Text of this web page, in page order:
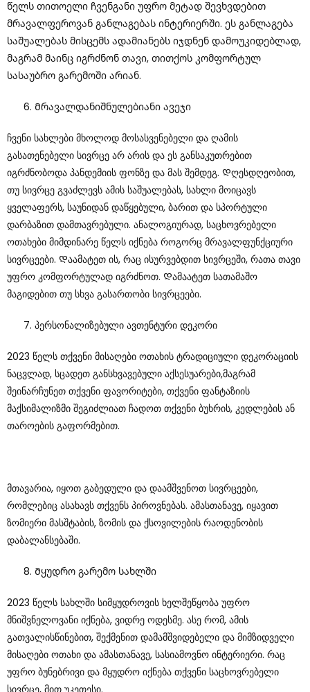
Წელს Თითოელი Ჩვენგანი Უფრო Მეტად Შევხვდებით
Მრავალფეროვან Განლაგებას Ინტერიერში. Ეს Განლაგება
Საშუალებას Მისცემს Ადამიანებს Იჯდნენ Დამოუკიდებლად,
Მაგრამ Მაინც Იგრძნონ Თავი, Თითქოს Კომფორტულ
Სასაუბრო Გარემოში Არიან.
Მრავალდანიშნულებიანი Ავეჯი
Ჩვენი Სახლები Მხოლოდ Მოსასვენებელი Და Ღამის
Გასათენებელი Სივრცე Არ Არის Და Ეს Განსაკუთრებით
Იგრძნობოდა Პანდემიის Ფონზე Და Მას Შემდეგ. Დღესდღეობით,
Თუ Სივრცე Გვაძლევს Ამის Საშუალებას, Სახლი Მოიცავს
Ყველაფერს, Საუნიდან Დაწყებული, Ბარით Და Სპორტული
Დარბაზით Დამთავრებული. Ანალოგიურად, Საცხოვრებელი
Ოთახები Მიმდინარე Წელს Იქნება Როგორც Მრავალფუნქციური
Სივრცეები. Დაამატეთ Ის, Რაც Ისურვებდით Სივრცეში, Რათა Თავი
Უფრო Კომფორტულად Იგრძნოთ. Დამაატეთ Სათამაშო
Მაგიდებით Თუ Სხვა Გასართობი Სივრცეები.
Პერსონალიზებული Ავთენტური Დეკორი
2023 Წელს Თქვენი Მისაღები Ოთახის Ტრადიციული Დეკორაციის
Ნაცვლად, Სცადეთ Განსხვავებული Აქსესუარები,მაგრამ
Შეინარჩუნეთ Თქვენი Ფავორიტები, Თქვენი Ფანტაზიის
Მაქსიმალიზმი Შეგიძლიათ Ჩადოთ Თქვენი Ბუხრის, Კედლების Ან
Თაროების Გაფორმებით.
Მთავარია, Იყოთ Გაბედული Და Დაამშვენოთ Სივრცეები,
Რომლებიც Ასახავს Თქვენს Პიროვნებას. Ამასთანავე, Იყავით
Ზომიერი Მასშტაბის, Ზომის Და Ქსოვილების Რაოდენობის
Დაბალანსებაში.
Მყუდრო Გარემო Სახლში
2023 Წელს Სახლში Სიმყუდროვის Ხელშეწყობა Უფრო
Მნიშვნელოვანი Იქნება, Ვიდრე Ოდესმე. Ასე Რომ, Ამის
Გათვალისწინებით, Შექმენით Დამამშვიდებელი Და Მიმზიდველი
Მისაღები Ოთახი Და Ამასთანავე, Სასიამოვნო Ინტერიერი. Რაც
Უფრო Ბუნებრივი Და Მყუდრო Იქნება Თქვენი Საცხოვრებელი
Სივრცე, Მით Უკეთესი.